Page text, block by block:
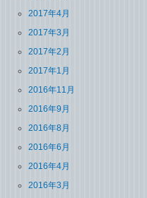
2017年4月
2017年3月
2017年2月
2017年1月
2016年11月
2016年9月
2016年8月
2016年6月
2016年4月
2016年3月